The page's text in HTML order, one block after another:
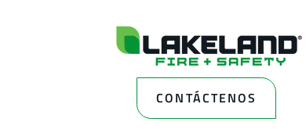
CONTÁCTENOS